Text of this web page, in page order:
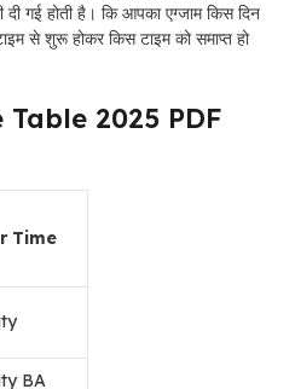
गई होती है । कि आपका एग्जाम किस दिन
से शुरू होकर किस टाइम को समाप्त हो
2025 PDF
Time
BA